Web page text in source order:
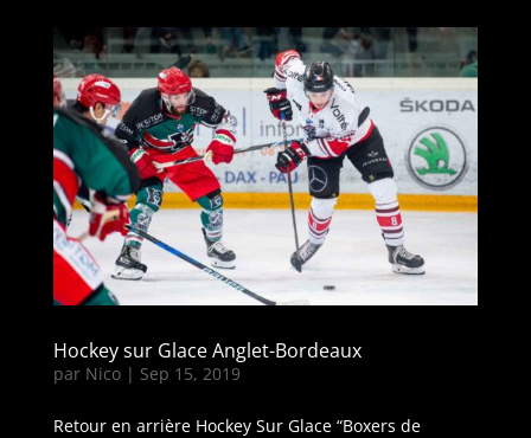
Hockey sur Glace Anglet-Bordeaux
par Nico| Sep 15, 2019
Retour en arrière Hockey Sur Glace “Boxers de